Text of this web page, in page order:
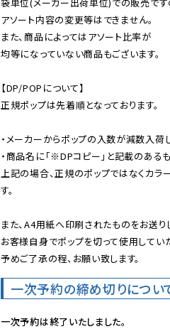
アソート内容の変更等はできません。
また、商品によってはアソート比率が
均等になっていない商品もございます。
【DP/POPについて】
正規ポップは先着順となっております。
・メーカーからポップの入数が減数入荷
・商品名に「※DPコピー」と記載のある
上記の場合、正規のポップではなくカラ
す。
また、A4用紙へ印刷されたものをお送り
お客様自身でポップを切って使用してい
予めご了承の程、お願い致します。
一次予約の締め切りについ
一次予約は終了いたしました。